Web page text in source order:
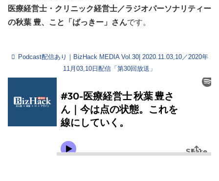
医療経営士・クリニック経営士／ラジオパーソナリティー
の秋葉 豊、こと「ばっきー」さんです。
Podcast配信あり｜BizHack MEDIA Vol.30| 2020.11.03,10／2020年
11月03,10日配信「第30回放送」